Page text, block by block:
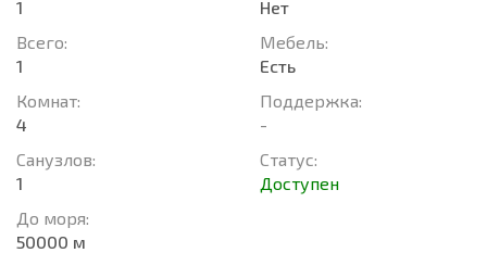
1
Всего:
1
Комнат:
4
Санузлов:
1
До моря:
50000 м
Нет
Мебель:
Есть
Поддержка:
-
Статус:
Доступен